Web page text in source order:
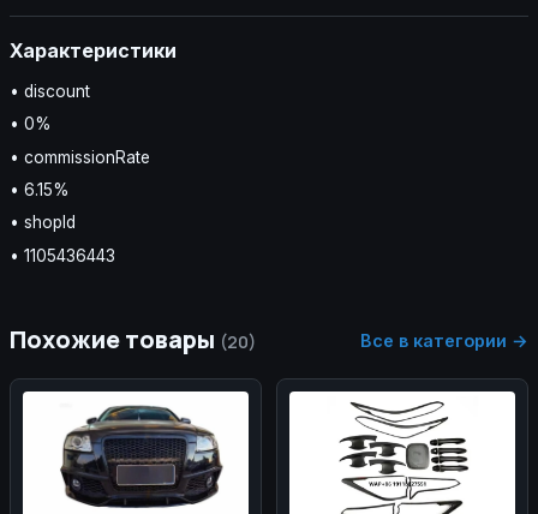
Характеристики
• discount
• 0%
• commissionRate
• 6.15%
• shopId
• 1105436443
Похожие товары (20) Все в категории →